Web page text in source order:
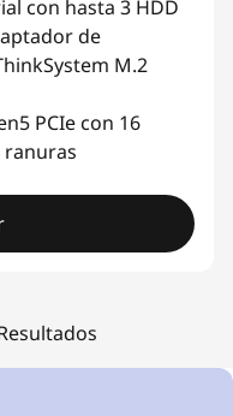
con hasta 3 HDD
de
M.2
PCIe con 16
ranuras